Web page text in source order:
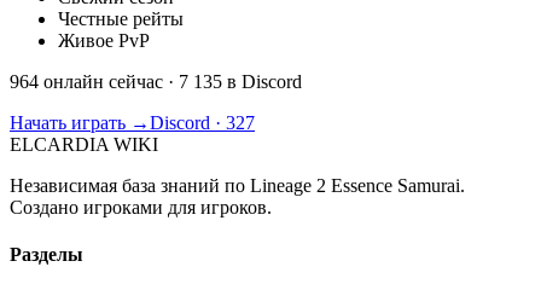
Честные рейты
Живое PvP
964 онлайн сейчас · 7 135 в Discord
Начать играть →Discord · 327
ELCARDIA WIKI
Независимая база знаний по Lineage 2 Essence Samurai.
Создано игроками для игроков.
Разделы